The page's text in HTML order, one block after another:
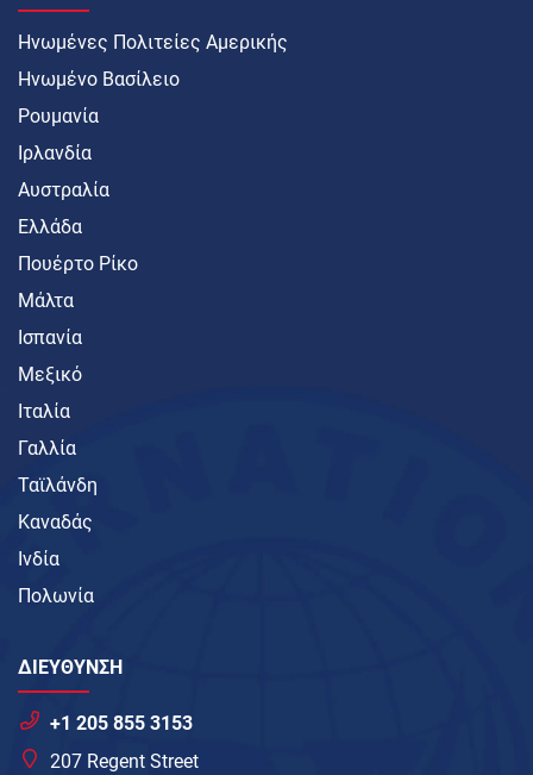
Ηνωμένες Πολιτείες Αμερικής
Ηνωμένο Βασίλειο
Ρουμανία
Ιρλανδία
Αυστραλία
Ελλάδα
Πουέρτο Ρίκο
Μάλτα
Ισπανία
Μεξικό
Ιταλία
Γαλλία
Ταϊλάνδη
Καναδάς
Ινδία
Πολωνία
ΔΙΕΥΘΥΝΣΗ
+1 205 855 3153
207 Regent Street